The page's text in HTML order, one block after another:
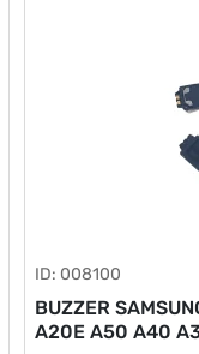
ID: 008100
BUZZER
A20E A50 A40